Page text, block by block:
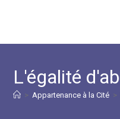
L'égalité
> Appartenance à la Cité >